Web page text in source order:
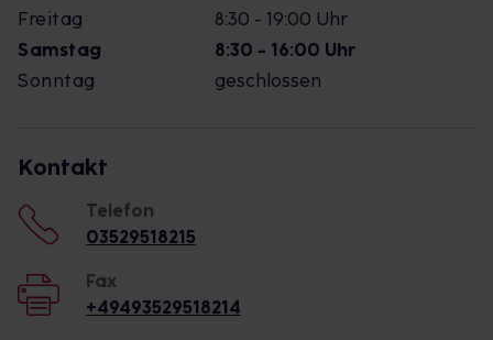
Freitag
8:30 - 19:00 Uhr
Samstag
8:30 - 16:00 Uhr
Sonntag
geschlossen
Kontakt
Telefon
03529518215
Fax
+49493529518214